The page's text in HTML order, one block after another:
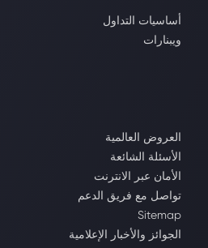
أساسيات التداول
ويبنارات
العروض العالمية
الأسئلة الشائعة
الأمان عبر الانترنت
تواصل مع فريق الدعم
Sitemap
الجوائز والأخبار الإعلامية